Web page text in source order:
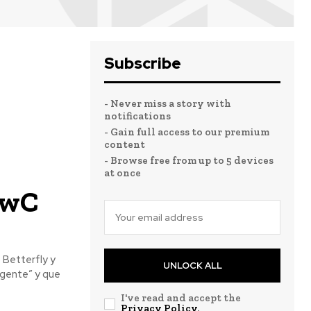
y que
Subscribe
- Never miss a story with
notifications
- Gain full access to our premium
content
- Browse free from up to 5 devices
at once
UNLOCK ALL
I've read and accept the
Privacy Policy.